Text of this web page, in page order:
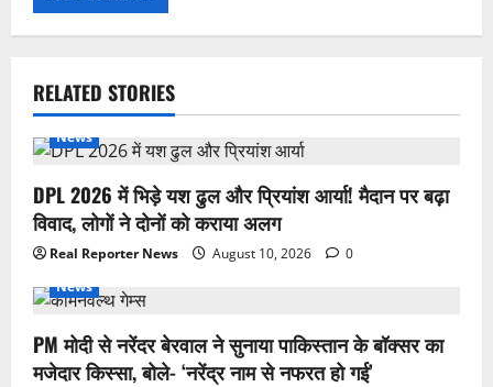
RELATED STORIES
News
DPL 2026 में भिड़े यश ढुल और प्रियांश आर्या! मैदान पर बढ़ा
विवाद, लोगों ने दोनों को कराया अलग
Real Reporter News August 10, 2026
0
News
PM मोदी से नरेंदर बेरवाल ने सुनाया पाकिस्तान के बॉक्सर का
मजेदार किस्सा, बोले- ‘नरेंद्र नाम से नफरत हो गई’